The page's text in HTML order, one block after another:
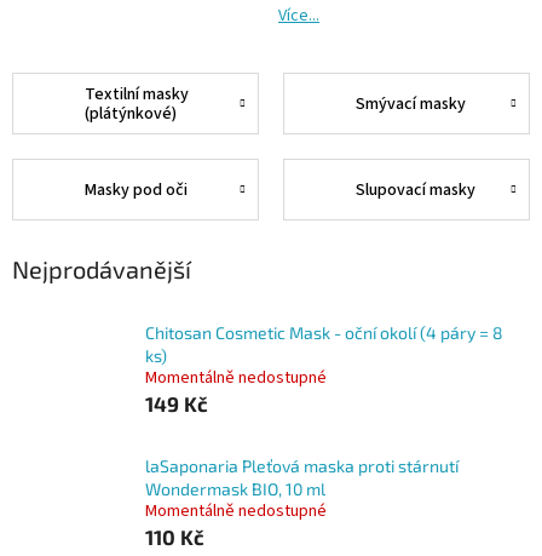
Více...
Textilní masky
(plátýnkové)
Smývací masky
Masky pod oči Slupovací masky
Nejprodávanější
Chitosan Cosmetic Mask - oční okolí (4 páry = 8
ks)
Momentálně nedostupné
149 Kč
laSaponaria Pleťová maska proti stárnutí
Wondermask BIO, 10 ml
Momentálně nedostupné
110 Kč